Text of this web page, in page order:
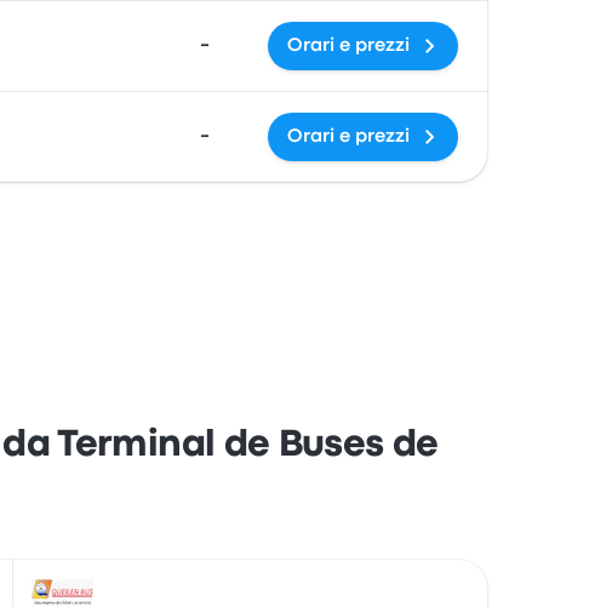
- Orari e prezzi
- Orari e prezzi
Terminal de Buses de